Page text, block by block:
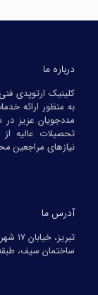
درباره ما
به منظور ارائه
مددجویان عزیز
تحصیلات عالیه
نیازهای مراجعین
آدرس ما
ساختمان سیف،